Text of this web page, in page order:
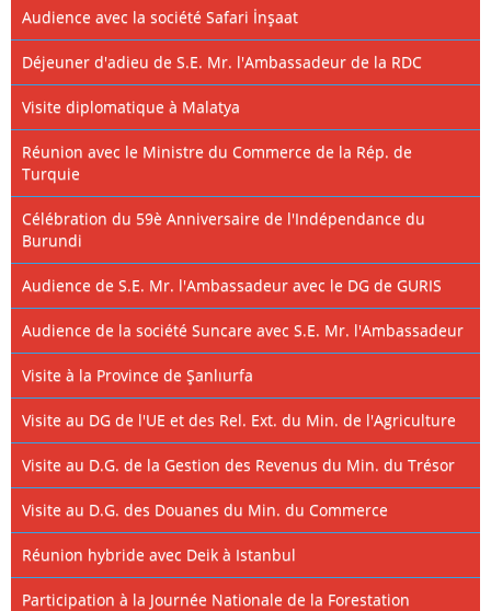
Audience avec la société Safari İnşaat
Déjeuner d'adieu de S.E. Mr. l'Ambassadeur de la RDC
Visite diplomatique à Malatya
Réunion avec le Ministre du Commerce de la Rép. de
Turquie
Célébration du 59è Anniversaire de l'Indépendance du
Burundi
Audience de S.E. Mr. l'Ambassadeur avec le DG de GURIS
Audience de la société Suncare avec S.E. Mr. l'Ambassadeur
Visite à la Province de Şanlıurfa
Visite au DG de l'UE et des Rel. Ext. du Min. de l'Agriculture
Visite au D.G. de la Gestion des Revenus du Min. du Trésor
Visite au D.G. des Douanes du Min. du Commerce
Réunion hybride avec Deik à Istanbul
Participation à la Journée Nationale de la Forestation